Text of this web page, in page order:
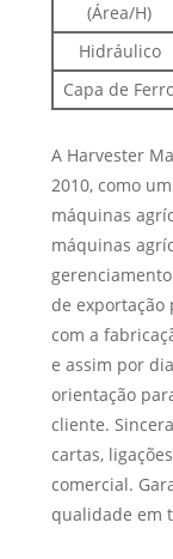
(Área/H)
Hidráulico
Capa de
A Harvester
2010, como
máquinas
máquinas
de
com a
e assim por
orientação
cliente.
cartas,
comercial.
qualidade em